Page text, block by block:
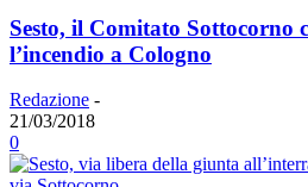
Sesto, il Comitato Sottocorno
l’incendio a Cologno
Redazione -
21/03/2018
0